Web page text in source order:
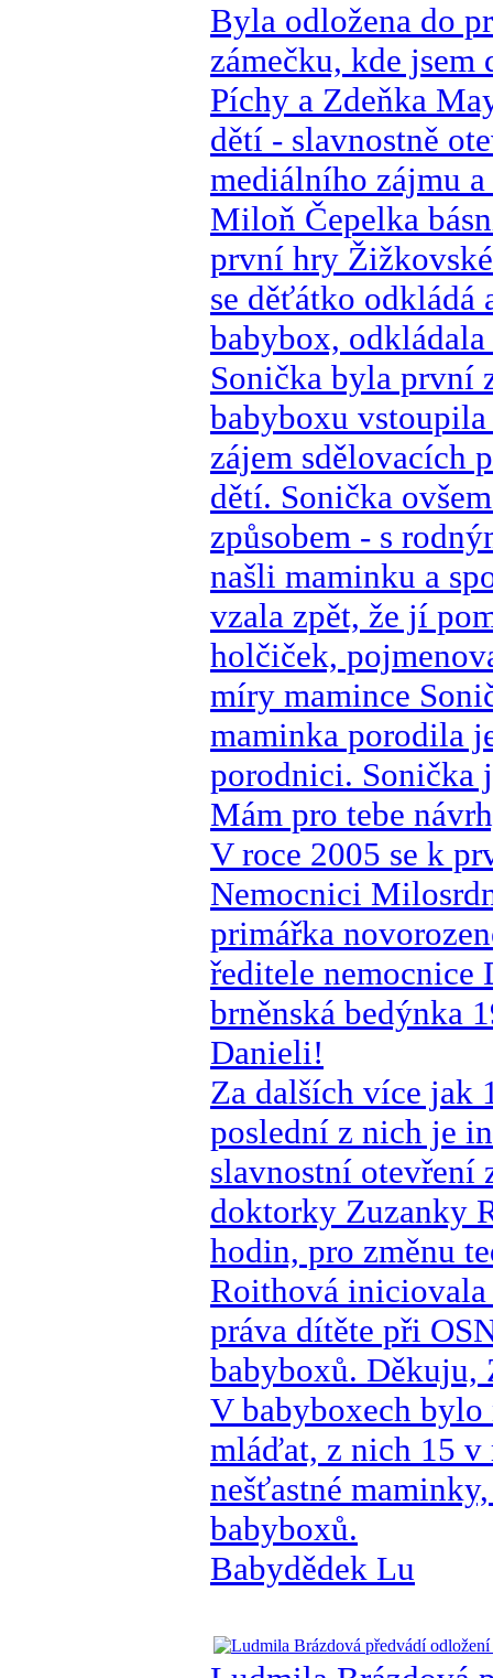
Byla odložena do
zámečku, kde
Píchy a Zdeňka
dětí - slavnostně
mediálního zájmu
Miloň Čepelka
první hry
se děťátko odkládá
babybox,
Sonička byla první
babyboxu
zájem sdělovacích
dětí. Sonička
způsobem - s
našli maminku a
vzala zpět, že jí
holčiček,
míry mamince
maminka porodila
porodnici. Sonička
Mám pro tebe
V roce 2005 se k
Nemocnici
primářka
ředitele nemocnice
brněnská bedýnka
Danieli!
Za dalších více jak
poslední z nich je
slavnostní otevření
doktorky Zuzanky
hodin, pro změnu
Roithová
práva dítěte při
babyboxů. Děkuju,
V babyboxech bylo
mláďat, z nich 15 v
nešťastné
babyboxů.
Babydědek Lu